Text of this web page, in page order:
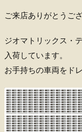
ご来店ありがとうござ
ジオマトリックス・
入荷しています。
お手持ちの車両をド